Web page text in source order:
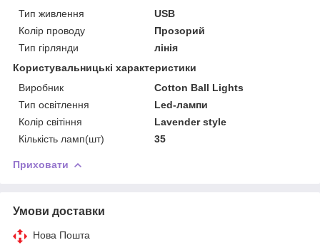
Тип живлення
USB
Колір проводу
Прозорий
Тип гірлянди
лінія
Користувальницькі характеристики
Виробник
Cotton Ball Lights
Тип освітлення
Led-лампи
Колір світіння
Lavender style
Кількість ламп(шт)
35
Приховати
Умови доставки
Нова Пошта